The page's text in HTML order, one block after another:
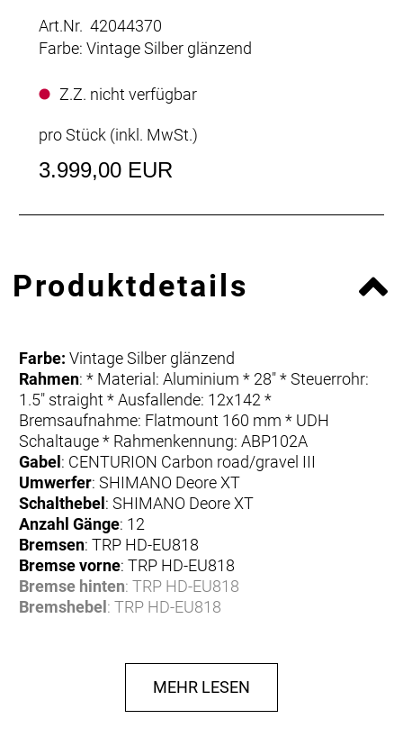
Art.Nr. 42044370
Farbe: Vintage Silber glänzend
Z.Z. nicht verfügbar
pro Stück (inkl. MwSt.)
3.999,00 EUR
Produktdetails
Farbe: Vintage Silber glänzend
Rahmen: * Material: Aluminium * 28" * Steuerrohr:
1.5" straight * Ausfallende: 12x142 *
Bremsaufnahme: Flatmount 160 mm * UDH
Schaltauge * Rahmenkennung: ABP102A
Gabel: CENTURION Carbon road/gravel III
Umwerfer: SHIMANO Deore XT
Schalthebel: SHIMANO Deore XT
Anzahl Gänge: 12
Bremsen: TRP HD-EU818
Bremse vorne: TRP HD-EU818
Bremse hinten: TRP HD-EU818
Bremshebel: TRP HD-EU818
Bremsscheibe hinten: TRP RC03M
: PROCRAFT Altitude GX30
: SCHWALBE G-One Allround 45-622
MEHR LESEN